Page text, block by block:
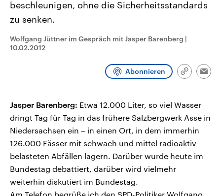
September 2026 einen neuen
Landtag. Seit 2021 wird das
Bundesland von einer Koalition aus
Umfragen, Prognosen,
Wahlprogramme, aktuelle Berichte
und Kandidaten der anstehenden
gehören die Vereinigten
beschleunigen, ohne die Sicherheitsstandards
zu senken.
Wolfgang Jüttner im Gespräch mit Jasper Barenberg |
10.02.2012
Abonnieren
Link
Jasper Barenberg: Etwa 12.000 Liter, so viel Wasser
dringt Tag für Tag in das frühere Salzbergwerk Asse in
Niedersachsen ein – in einen Ort, in dem immerhin
126.000 Fässer mit schwach und mittel radioaktiv
belasteten Abfällen lagern. Darüber wurde heute im
Bundestag debattiert, darüber wird vielmehr
weiterhin diskutiert im Bundestag.